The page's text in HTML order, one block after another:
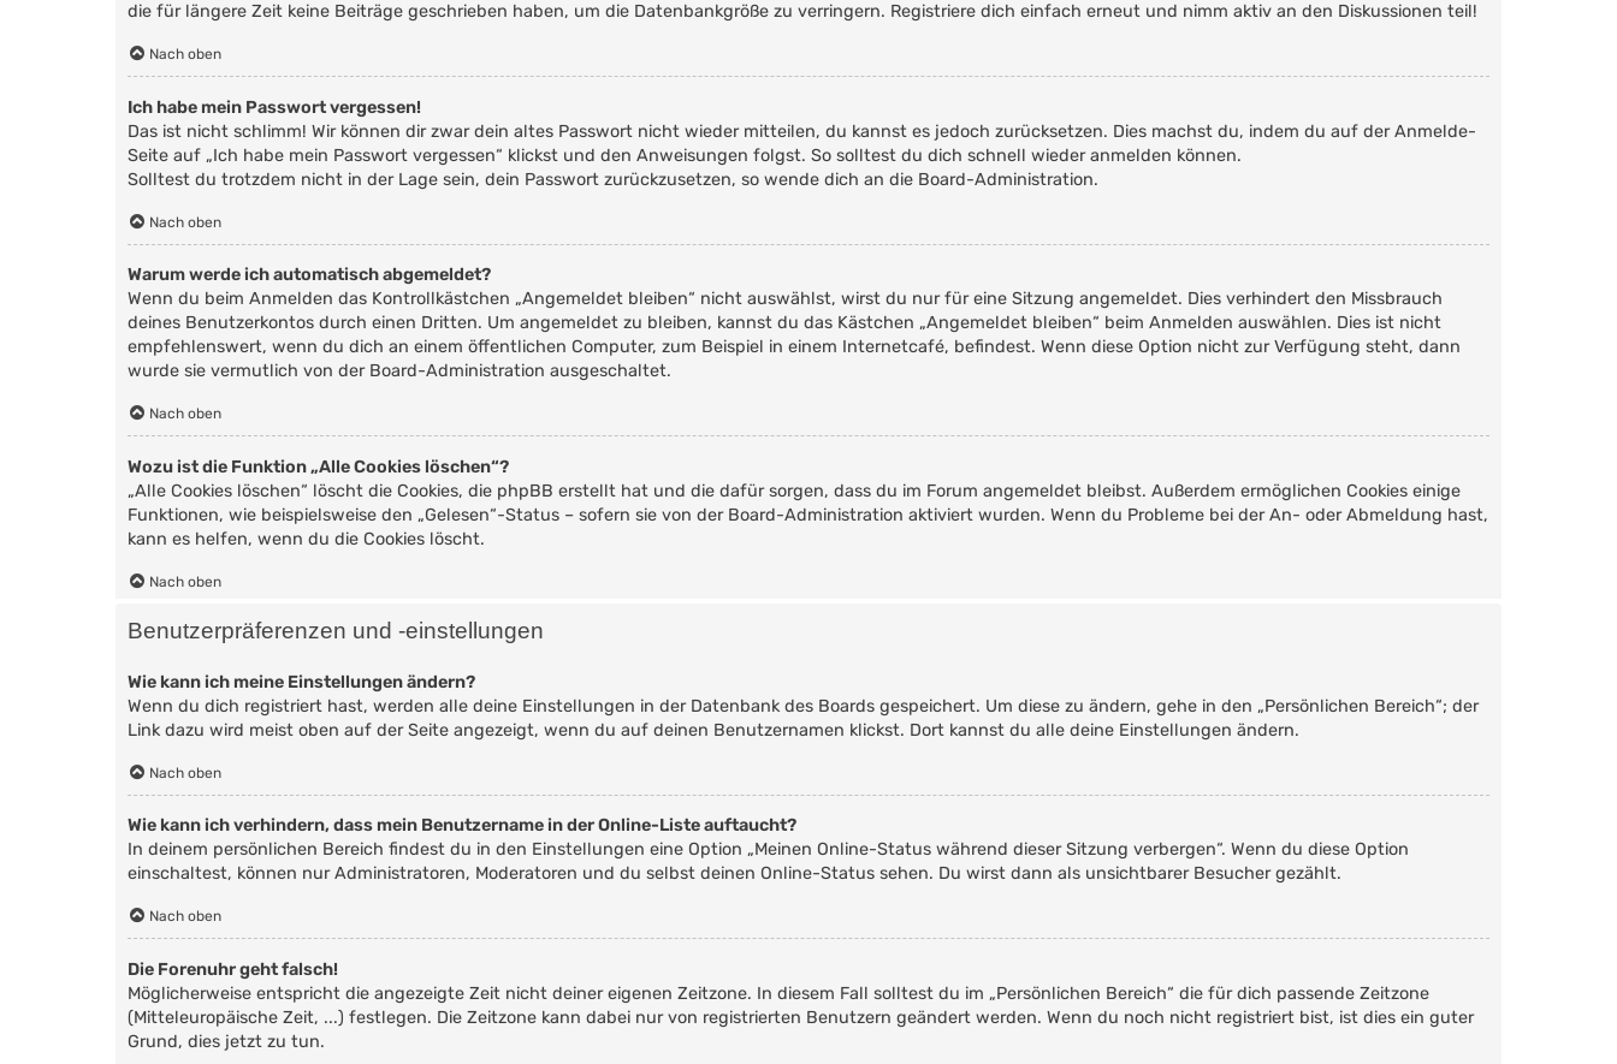
die für längere Zeit keine Beiträge geschrieben haben, um die Datenbankgröße zu verringern. Registriere dich einfach erneut und nimm aktiv an den Diskussionen teil!
Nach oben
Ich habe mein Passwort vergessen!
Das ist nicht schlimm! Wir können dir zwar dein altes Passwort nicht wieder mitteilen, du kannst es jedoch zurücksetzen. Dies machst du, indem du auf der Anmelde-
Seite auf „Ich habe mein Passwort vergessen“ klickst und den Anweisungen folgst. So solltest du dich schnell wieder anmelden können.
Solltest du trotzdem nicht in der Lage sein, dein Passwort zurückzusetzen, so wende dich an die Board-Administration.
Nach oben
Warum werde ich automatisch abgemeldet?
Wenn du beim Anmelden das Kontrollkästchen „Angemeldet bleiben“ nicht auswählst, wirst du nur für eine Sitzung angemeldet. Dies verhindert den Missbrauch
deines Benutzerkontos durch einen Dritten. Um angemeldet zu bleiben, kannst du das Kästchen „Angemeldet bleiben“ beim Anmelden auswählen. Dies ist nicht
empfehlenswert, wenn du dich an einem öffentlichen Computer, zum Beispiel in einem Internetcafé, befindest. Wenn diese Option nicht zur Verfügung steht, dann
wurde sie vermutlich von der Board-Administration ausgeschaltet.
Nach oben
Wozu ist die Funktion „Alle Cookies löschen“?
„Alle Cookies löschen“ löscht die Cookies, die phpBB erstellt hat und die dafür sorgen, dass du im Forum angemeldet bleibst. Außerdem ermöglichen Cookies einige
Funktionen, wie beispielsweise den „Gelesen“-Status – sofern sie von der Board-Administration aktiviert wurden. Wenn du Probleme bei der An- oder Abmeldung hast,
kann es helfen, wenn du die Cookies löscht.
Nach oben
Benutzerpräferenzen und -einstellungen
Wie kann ich meine Einstellungen ändern?
Wenn du dich registriert hast, werden alle deine Einstellungen in der Datenbank des Boards gespeichert. Um diese zu ändern, gehe in den „Persönlichen Bereich“; der
Link dazu wird meist oben auf der Seite angezeigt, wenn du auf deinen Benutzernamen klickst. Dort kannst du alle deine Einstellungen ändern.
Nach oben
Wie kann ich verhindern, dass mein Benutzername in der Online-Liste auftaucht?
In deinem persönlichen Bereich findest du in den Einstellungen eine Option „Meinen Online-Status während dieser Sitzung verbergen“. Wenn du diese Option
einschaltest, können nur Administratoren, Moderatoren und du selbst deinen Online-Status sehen. Du wirst dann als unsichtbarer Besucher gezählt.
Nach oben
Die Forenuhr geht falsch!
Möglicherweise entspricht die angezeigte Zeit nicht deiner eigenen Zeitzone. In diesem Fall solltest du im „Persönlichen Bereich“ die für dich passende Zeitzone
(Mitteleuropäische Zeit, ...) festlegen. Die Zeitzone kann dabei nur von registrierten Benutzern geändert werden. Wenn du noch nicht registriert bist, ist dies ein guter
Grund, dies jetzt zu tun.